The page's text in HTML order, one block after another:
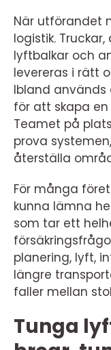
När utförandet
logistik.
lyftbalkar och
levereras i rätt
Ibland
för att skapa
Teamet på
prova
återställa
För många
kunna lämna
som tar ett
planering, lyft,
längre
faller mellan
Tunga